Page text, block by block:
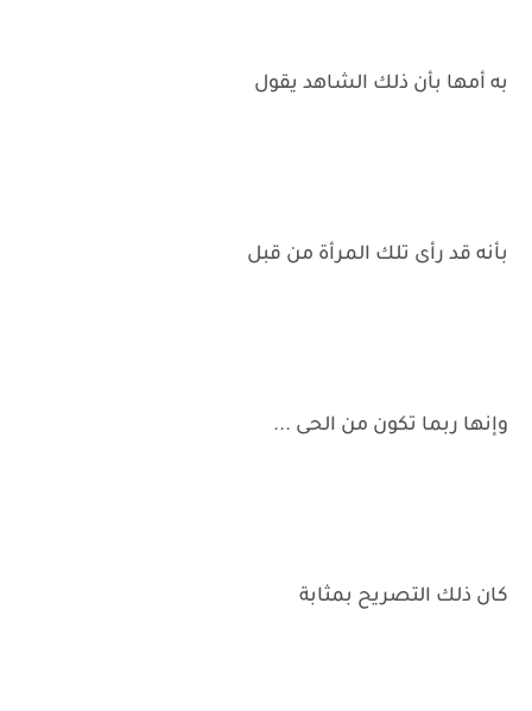
به أمها بأن ذلك الشاهد يقول
بأنه قد رأى تلك المرأة من قبل
وإنها ربما تكون من الحى ...
كان ذلك التصريح بمثابة